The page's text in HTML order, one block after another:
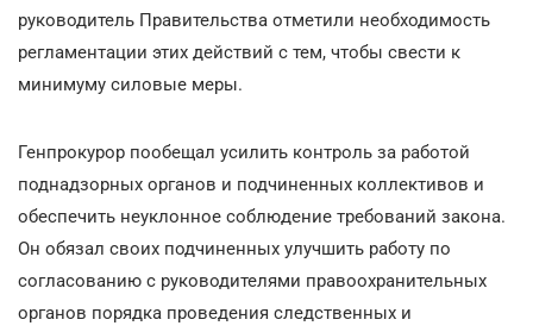
руководитель Правительства отметили необходимость
регламентации этих действий с тем, чтобы свести к
минимуму силовые меры.
Генпрокурор пообещал усилить контроль за работой
поднадзорных органов и подчиненных коллективов и
обеспечить неуклонное соблюдение требований закона.
Он обязал своих подчиненных улучшить работу по
согласованию с руководителями правоохранительных
органов порядка проведения следственных и